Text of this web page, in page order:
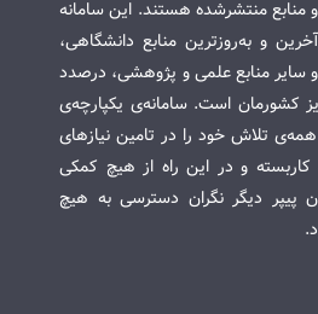
منابع منتشرشده هستند. این سامانه
و به‌روزترین منابع دانشگاهی،
سایر منابع علمی و پژوهشی، درصدد
کشورمان است. سامانه‌ی یکپارچه‌ی
همه‌ی تلاش خود را در تامین نیازهای
و در این راه از هیچ کمکی
پیپر دیگر نگران دسترسی به هیچ